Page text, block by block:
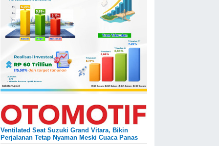
Ventilated Seat Suzuki Grand Vitara, Bikin
Perjalanan Tetap Nyaman Meski Cuaca Panas